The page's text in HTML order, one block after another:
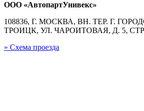
ООО «АвтопартУнивекс»
108836, Г. МОСКВА, ВН. ТЕР. Г.
ТРОИЦК, УЛ. ЧАРОИТОВАЯ, Д. 5,
» Схема проезда